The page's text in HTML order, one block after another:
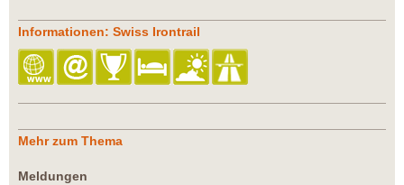
Informationen: Swiss Irontrail
Mehr zum Thema
Meldungen